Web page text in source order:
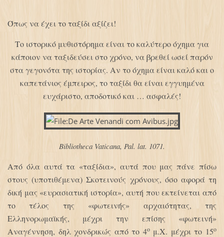
Όπως να έχει το ταξίδι αξίζει!
Το ιστορικό μυθιστόρημα είναι το καλύτερο όχημα για
κάποιον να ταξιδεύσει στο χρόνο, να βρεθεί ωσεί παρόν
στα γεγονότα της ιστορίας. Αν το όχημα είναι καλό και ο
καπετάνιος έμπειρος, το ταξίδι θα είναι εγγυημένα
ευχάριστο, αποδοτικό και … ασφαλές!
Bibliotheca Vaticana, Pal. lat. 1071.
Από όλα αυτά τα «ταξίδια», αυτά που μας πάνε πίσω
στους (υποτιθέμενα) Σκοτεινούς χρόνους, όσο αφορά τη
δική μας «ευρασιατική ιστορία», αυτή που εκτείνεται από
το τέλος της «φωτεινής» αρχαιότητας, της
Ελληνορωμαϊκής, μέχρι την επίσης «φωτεινή»
Αναγέννηση, δηλ χονδρικώς από το 4ομ.Χ. μέχρι το 15ο